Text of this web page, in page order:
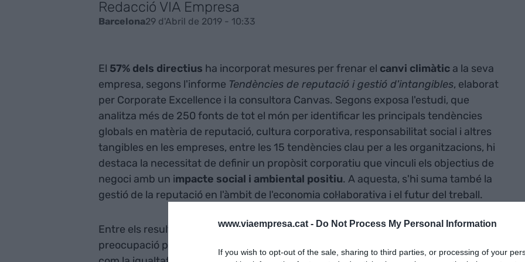
www.viaempresa.cat - Do Not Process My Personal Information
If you wish to opt-out of the sale, sharing to third parties, or processing of your
Redacció VIA Empresa
Barcelona29 d'Abril de 2019 - 10:33
El 57% dels directius ha incorporat mesures per frenar el canvi climàtica la seva
empresa, segons l'informe Tendències de reputació i gestió d'intangibles, elaborat
per Corporate Excellence i la consultora Canvas. Segons exposa l'estudi, que
analitza més de 250 fonts de tot el món per identificar les principals tendències
globals en matèria de reputació, cultura corporativa, responsabilitat social i altres
tangibles en les empreses, entre les 15 tendències clau per a les organitzacions, hi
destaca la necessitat de definir un propòsit corporatiu que vinculi els objectius de
negoci amb un impacte social i ambiental positiu. A aquesta, s'hi suma també la
gestió de la reputació en l'àmbit de l'economia col·laborativa i el futur del treball.
Entre els resultats obtinguts, els autors han destacat que s'observa "una clara
preocupació pel medi ambient i la transparència, l'interès pel progrés en àmbits